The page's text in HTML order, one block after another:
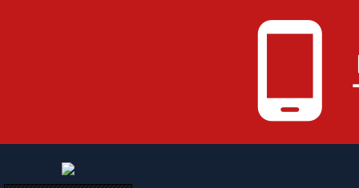
phone_android